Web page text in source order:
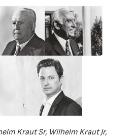
Kraut Sr, Wilhelm Kraut Jr,